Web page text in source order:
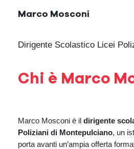
Marco Mosconi
Dirigente Scolastico Licei
Chi è Marco
Marco Mosconi è il dirigente
Poliziani di Montepulciano, un
porta avanti un’ampia offerta